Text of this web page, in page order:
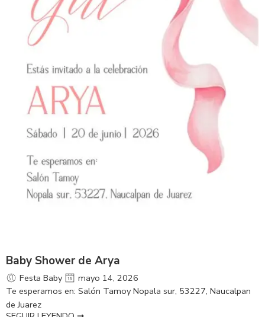
Baby Shower de Arya
Festa Baby
mayo 14, 2026
Te esperamos en: Salón Tamoy Nopala sur, 53227, Naucalpan
de Juarez